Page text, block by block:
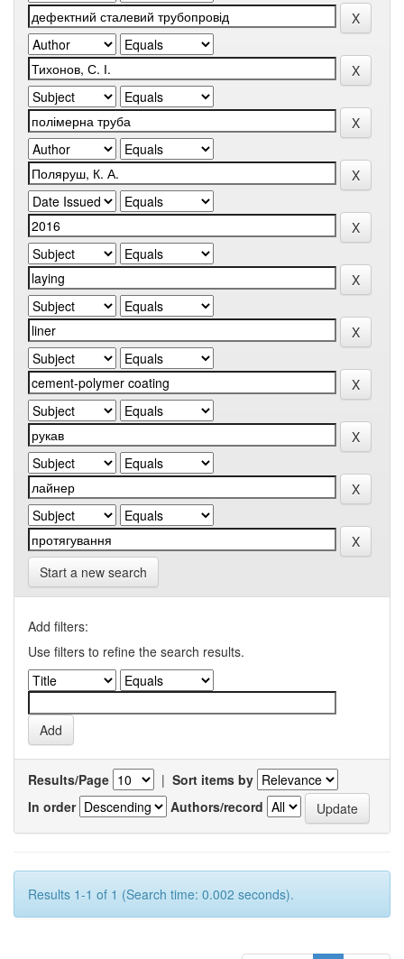
Start a new search
Add filters:
Use filters to refine the search results.
Results/Page | Sort items by
In order
Authors/record
Results 1-1 of 1 (Search time: 0.002 seconds).